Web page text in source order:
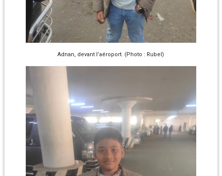
Adnan, devant l’aéroport. (Photo : Rubel)